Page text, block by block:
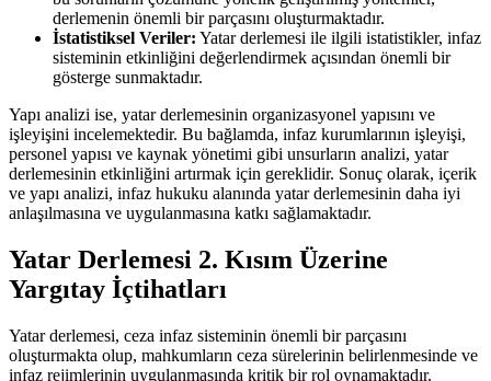
derlemenin önemli bir parçasını oluşturmaktadır.
İstatistiksel ⁢Veriler: Yatar derlemesi‌ ile ilgili istatistikler, infaz
sisteminin ‍etkinliğini değerlendirmek açısından önemli bir
gösterge sunmaktadır.
Yapı analizi ise, yatar derlemesinin organizasyonel‍ yapısını ve⁢
işleyişini ⁢incelemektedir. Bu bağlamda, infaz ⁣kurumlarının işleyişi,​
personel yapısı ve kaynak yönetimi ​gibi unsurların analizi, yatar
derlemesinin​ etkinliğini ⁣artırmak ⁢için gereklidir. Sonuç‍ olarak, içerik
ve yapı analizi, infaz hukuku alanında yatar derlemesinin daha iyi
anlaşılmasına ve ‍uygulanmasına katkı⁣ sağlamaktadır.
Yatar Derlemesi 2. Kısım Üzerine
Yargıtay İçtihatları
Yatar derlemesi, ceza infaz sisteminin önemli bir parçasını
oluşturmakta olup, mahkumların ceza⁣ sürelerinin belirlenmesinde ve
infaz rejimlerinin uygulanmasında kritik bir rol⁢ oynamaktadır.